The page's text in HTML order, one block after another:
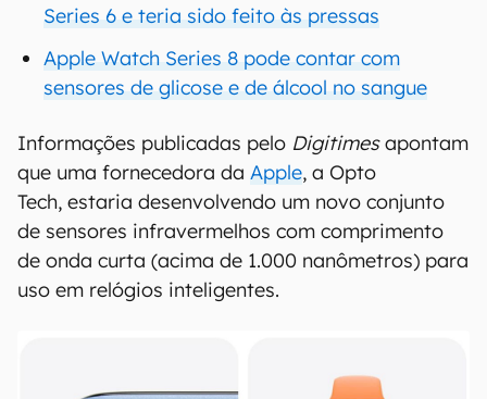
Series 6 e teria sido feito às pressas
Apple Watch Series 8 pode contar com
sensores de glicose e de álcool no sangue
Informações publicadas pelo Digitimesapontam
que uma fornecedora da Apple, a Opto
Tech, estaria desenvolvendo um novo conjunto
de sensores infravermelhos com comprimento
de onda curta (acima de 1.000 nanômetros) para
uso em relógios inteligentes.